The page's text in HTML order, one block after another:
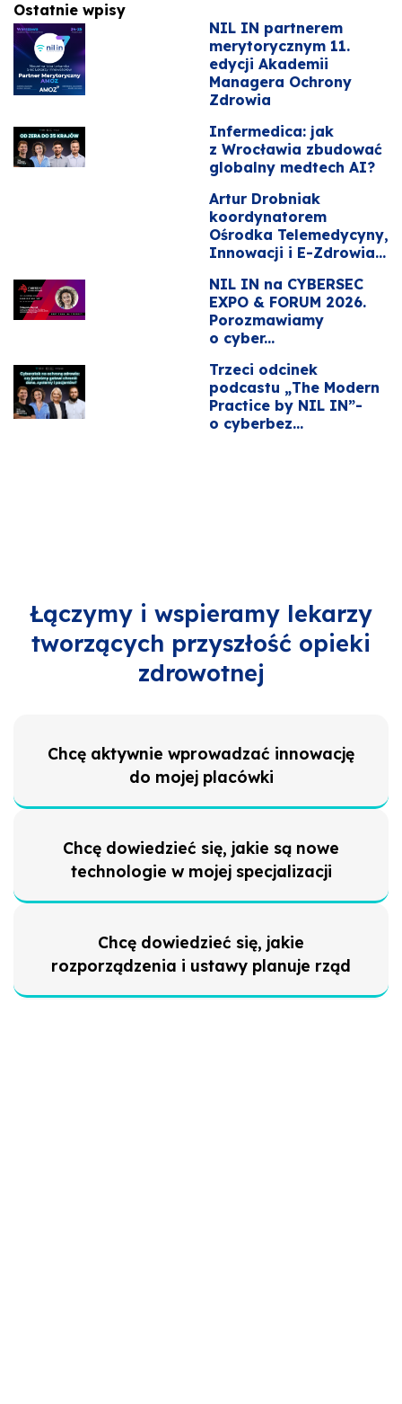
Ostatnie wpisy
NIL IN partnerem
merytorycznym 11.
edycji Akademii
Managera Ochrony
Zdrowia
Infermedica: jak
z Wrocławia zbudować
globalny medtech AI?
Artur Drobniak
koordynatorem
Ośrodka Telemedycyny,
Innowacji i E-Zdrowia...
NIL IN na CYBERSEC
EXPO & FORUM 2026.
Porozmawiamy
o cyber...
Trzeci odcinek
podcastu „The Modern
Practice by NIL IN”-
o cyberbez...
Łączymy i wspieramy lekarzy
tworzących przyszłość opieki
zdrowotnej
Chcę aktywnie wprowadzać innowację
do mojej placówki
Chcę dowiedzieć się, jakie są nowe
technologie w mojej specjalizacji
Chcę dowiedzieć się, jakie
rozporządzenia i ustawy planuje rząd